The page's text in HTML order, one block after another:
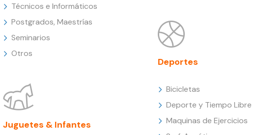
Técnicos e Informáticos
Postgrados, Maestrías
Seminarios
Otros
Juguetes & Infantes
Deportes
Bicicletas
Deporte y Tiempo Libre
Maquinas de Ejercicios